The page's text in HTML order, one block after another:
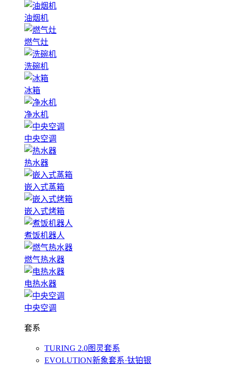
油烟机
燃气灶
洗碗机
冰箱
净水机
中央空调
热水器
嵌入式蒸箱
嵌入式烤箱
煮饭机器人
燃气热水器
电热水器
中央空调
套系
TURING 2.0图灵套系
EVOLUTION新象套系·钛铂银